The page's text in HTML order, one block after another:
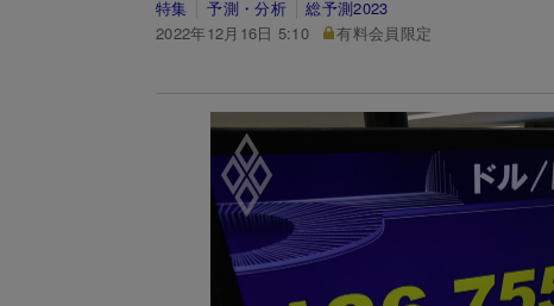
特集 予測・分析
総予測2023
2022年12月16日 5:10
有料会員限定